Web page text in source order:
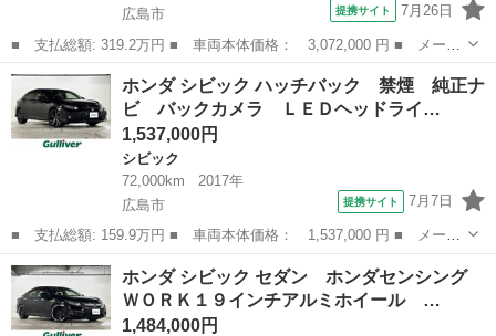
広島市
提携サイト 7月26日
■ 支払総額: 319.2万円 ■ 車両本体価格： 3,072,000 円 ■ メーカ
ー名： ホンダ ■ 車種名： シビック ■ グレード名： ＥＸ ホ
ンダセンシング ワイヤレス充電 ハーフレザーシート ＢＯＳＥサ
ウンド ...
広島 広島市 シビック
ホンダ シビック ハッチバック 禁煙 純正ナ
ビ バックカメラ ＬＥＤヘッドライ…
1,537,000円
シビック
72,000km
2017年
広島市
提携サイト 7月7日
■ 支払総額: 159.9万円 ■ 車両本体価格： 1,537,000 円 ■ メーカ
ー名： ホンダ ■ 車種名： シビック ■ グレード名： ハッチバ
ック 禁煙 純正ナビ バックカメラ ＬＥＤヘッドライト クルー
ズコント...
広島 広島市 シビック
ホンダ シビック セダン ホンダセンシング
ＷＯＲＫ１９インチアルミホイール …
1,484,000円